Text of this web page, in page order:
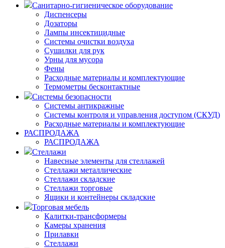
Санитарно-гигиеническое оборудование
Диспенсеры
Дозаторы
Лампы инсектицидные
Системы очистки воздуха
Сушилки для рук
Урны для мусора
Фены
Расходные материалы и комплектующие
Термометры бесконтактные
Системы безопасности
Системы антикражные
Системы контроля и управления доступом (СКУД)
Расходные материалы и комплектующие
РАСПРОДАЖА
РАСПРОДАЖА
Стеллажи
Навесные элементы для стеллажей
Стеллажи металлические
Стеллажи складские
Стеллажи торговые
Ящики и контейнеры складские
Торговая мебель
Калитки-трансформеры
Камеры хранения
Прилавки
Стеллажи